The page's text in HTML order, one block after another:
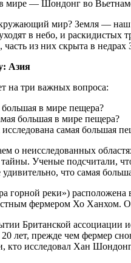
мир? Земля — ​​наш
в небо, и
часть из них скрыта в
Азия
на три важных вопроса:
большая в мире пещера?
большая в мире пещера?
самая большая
о неисследованных
Ученые подсчитали,
что самая
реки») расположена
фермером Хо Ханхом.
Британской ассоциации
лет, прежде чем фермер
кто исследовал Хан